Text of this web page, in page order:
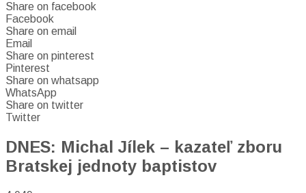
Share on facebook
Facebook
Share on email
Email
Share on pinterest
Pinterest
Share on whatsapp
WhatsApp
Share on twitter
Twitter
DNES: Michal Jílek – kazateľ zboru
Bratskej jednoty baptistov